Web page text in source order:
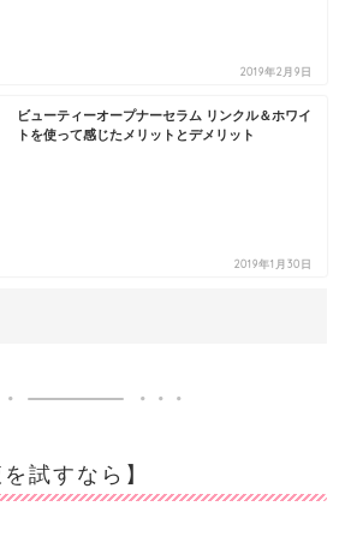
2019年2月9日
ビューティーオープナーセラム リンクル＆ホワイ
トを使って感じたメリットとデメリット
2019年1月30日
試すなら】